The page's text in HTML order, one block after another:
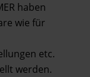
haben
wie für
etc.
werden.